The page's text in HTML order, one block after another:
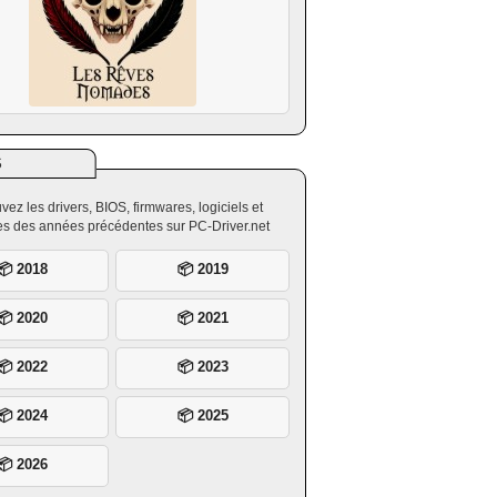
les drivers, BIOS, firmwares, logiciels et
des années précédentes sur PC-Driver.net
2018 📦 2019
2020 📦 2021
2022 📦 2023
2024 📦 2025
2026